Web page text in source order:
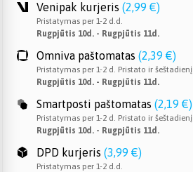
Venipak kurjeris (2,99 €)
Pristatymas per 1-2 d.d.
Rugpjūtis 10d. - Rugpjūtis 11d.
Omniva paštomatas (2,39 €)
Pristatymas per 1-2 d. Pristato ir šeštadienį
Rugpjūtis 10d. - Rugpjūtis 11d.
Smartposti paštomatas (2,19 €)
Pristatymas per 1-2 d. Pristato ir šeštadienį
Rugpjūtis 10d. - Rugpjūtis 11d.
DPD kurjeris (3,99 €)
Pristatymas per 1-2 d.d.